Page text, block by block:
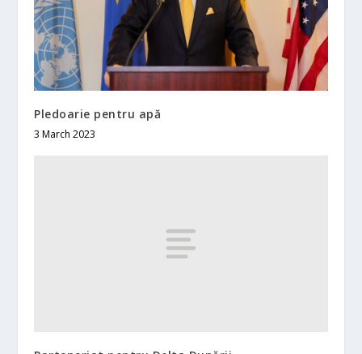
Pledoarie pentru apă
3 March 2023